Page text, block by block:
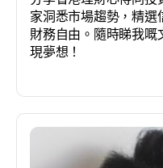
家洞悉市場趨勢，精選
財務自由。隨時睇我嘅
現夢想！